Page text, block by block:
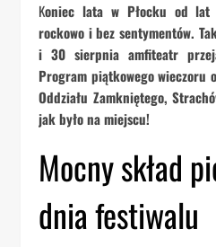
Koniec lata w Płocku od lat brzmi tak samo: głośno,
rockowo i bez sentymentów.
i 30 sierpnia amfiteatr
Program piątkowego wieczoru
Oddziału Zamkniętego,
jak było na miejscu!
Mocny skład
dnia festiwalu